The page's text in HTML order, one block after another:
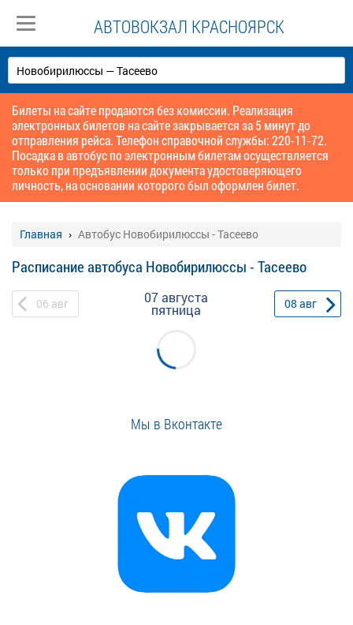
АВТОВОКЗАЛ КРАСНОЯРСК
Билеты на сайте продаются без комиссии. Реализация
электронных билетов на сайте закрывается за 5 минут до
отправления рейса. Телефон справочной службы: 220-11-72.
Посадка в автобус по электронным билетам осуществляется
только при предъявлении документа удостоверяющего
личность, на основании которого был оформлен билет.
Главная Автобус Новобирилюссы - Тасеево
Расписание автобуса Новобирилюссы - Тасеево
06 авг 07 августа
пятница 08 авг
Мы в Вконтакте